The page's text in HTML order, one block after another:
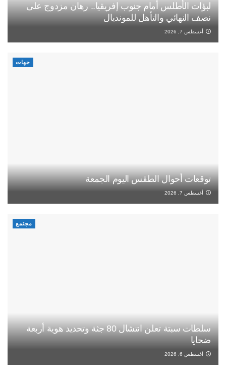
لبؤات الأطلس أمام جنوب إفريقيا.. رهان مزدوج على
نصف النهائي والتأهل للمونديال
أغسطس 7, 2026
جهات
توقعات أحوال الطقس اليوم الجمعة
أغسطس 7, 2026
مجتمع
سلطات سبتة تعلن انتشال 80 جثة وتحديد هوية أربعة
ضحايا
أغسطس 6, 2026